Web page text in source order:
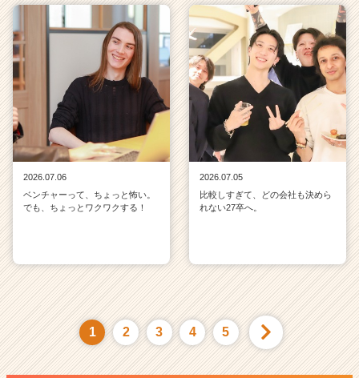
2026.07.06
ベンチャーって、ちょっと怖い。
でも、ちょっとワクワクする！
2026.07.05
比較しすぎて、どの会社も決めら
れない27卒へ。
1 2 3 4 5